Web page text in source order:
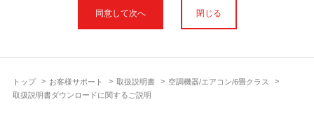
トップ お客様サポート 取扱説明書
空調機器/エアコン/6畳クラス
取扱説明書ダウンロードに関するご説明
使用上のご注意や安全上のご注意、また測定基準や数値等は取扱
説明書が作成された時点での基準に応じた内容となっております
明書以外の印刷物が同梱されている場合がありますが、本サイト
ではそれらを全て公開しておりませんのであらかじめご了承くだ
閉じる